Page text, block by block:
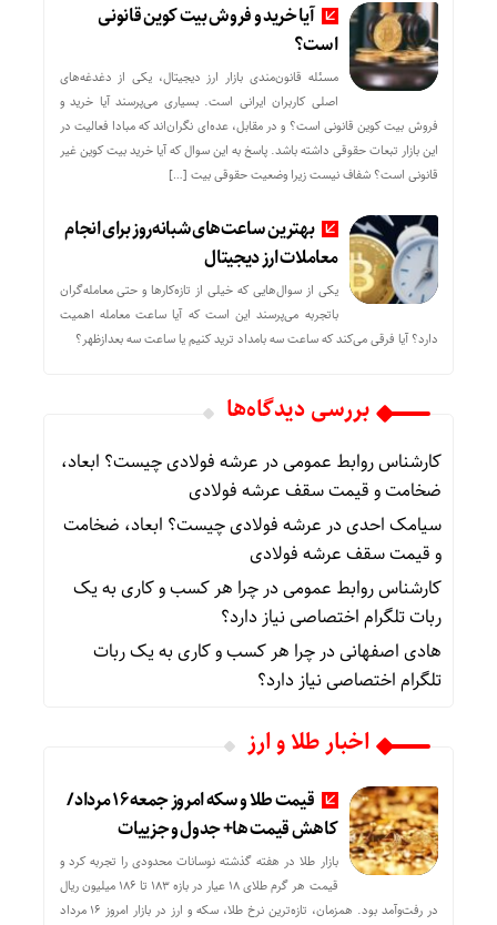
آیا خرید و فروش بیت کوین قانونی
است؟
مسئله قانون‌مندی بازار ارز دیجیتال، یکی از دغدغه‌های
اصلی کاربران ایرانی است. بسیاری می‌پرسند آیا خرید و
فروش بیت کوین قانونی است؟ و در مقابل، عده‌ای نگران‌اند که مبادا فعالیت در
این بازار تبعات حقوقی داشته باشد. پاسخ به این سوال که آیا خرید بیت کوین غیر
قانونی است؟ شفاف نیست زیرا وضعیت حقوقی بیت‌ […]
بهترین ساعت‌های شبانه‌روز برای انجام
معاملات ارز دیجیتال
یکی از سوال‌هایی که خیلی از تازه‌کارها و حتی معامله‌گران
باتجربه می‌پرسند این است که آیا ساعت معامله اهمیت
دارد؟ آیا فرقی می‌کند که ساعت سه بامداد ترید کنیم یا ساعت سه بعدازظهر؟
بررسی دیدگاه‌ها
کارشناس روابط عمومیدر عرشه فولادی چیست؟ ابعاد،
ضخامت و قیمت سقف عرشه فولادی
سیامک احدیدر عرشه فولادی چیست؟ ابعاد، ضخامت
و قیمت سقف عرشه فولادی
کارشناس روابط عمومیدرچرا هر کسب‌ و کاری به یک
ربات تلگرام اختصاصی نیاز دارد؟
هادی اصفهانیدرچرا هر کسب‌ و کاری به یک ربات
تلگرام اختصاصی نیاز دارد؟
اخبار طلا و ارز
قیمت طلا و سکه امروز جمعه ۱۶ مرداد/
کاهش قیمت ها+ جدول و جزییات
بازار طلا در هفته گذشته نوسانات محدودی را تجربه کرد و
قیمت هر گرم طلای ۱۸ عیار در بازه ۱۸۳ تا ۱۸۶ میلیون ریال
در رفت‌وآمد بود. همزمان، تازه‌ترین نرخ طلا، سکه و ارز در بازار امروز ۱۶ مرداد